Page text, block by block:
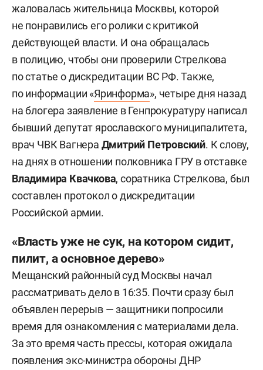
жаловалась жительница Москвы, которой
не понравились его ролики с критикой
действующей власти. И она обращалась
в полицию, чтобы они проверили Стрелкова
по статье о дискредитации ВС РФ. Также,
по информации «Яринформа», четыре дня назад
на блогера заявление в Генпрокуратуру написал
бывший депутат ярославского муниципалитета,
врач ЧВК Вагнера Дмитрий Петровский. К слову,
на днях в отношении полковника ГРУ в отставке
Владимира Квачкова, соратника Стрелкова, был
составлен протокол о дискредитации
Российской армии.
«Власть уже не сук, на котором сидит,
пилит, а основное дерево»
Мещанский районный суд Москвы начал
рассматривать дело в 16:35. Почти сразу был
объявлен перерыв — защитники попросили
время для ознакомления с материалами дела.
За это время часть прессы, которая ожидала
появления экс-министра обороны ДНР